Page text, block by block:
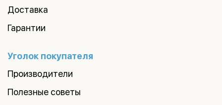
Доставка
Гарантии
Уголок покупателя
Производители
Полезные советы